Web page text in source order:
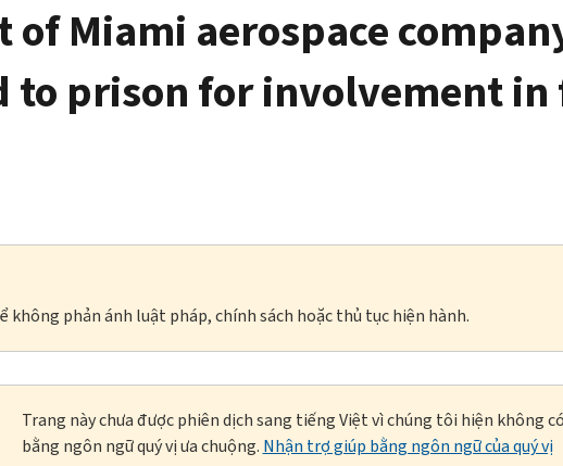
Miami aerospace
to prison for involvement in
phản ánh luật pháp, chính sách hoặc thủ tục hiện hành.
Trang này chưa được phiên dịch sang tiếng Việt vì chúng tôi hiện không
bằng ngôn ngữ quý vị ưa chuộng. Nhận trợ giúp bằng ngôn ngữ của quý vị